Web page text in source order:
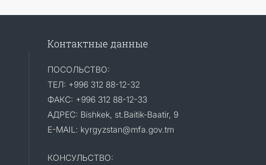
Контактные данные
ПОСОЛЬСТВО:
ТЕЛ: +996 312 88-12-32
ФАКС: +996 312 88-12-33
АДРЕС: Bishkek, st.Baitik-Baatir, 9
E-MAIL: kyrgyzstan@mfa.gov.tm
КОНСУЛЬСТВО: